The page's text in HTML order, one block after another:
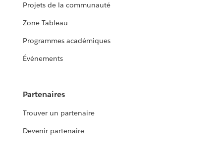
Projets de la communauté
Zone Tableau
Programmes académiques
Événements
Partenaires
Trouver un partenaire
Devenir partenaire